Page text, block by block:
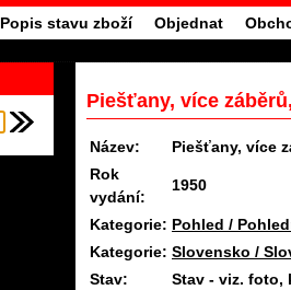
Popis stavu zboží Objednat
Piešťany, více
Název:
Piešťany, více
Rok
vydání:
1950
Kategorie: Pohled /
Kategorie: Slovensko /
Stav:
Stav - viz. foto,